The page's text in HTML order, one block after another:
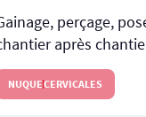
perçage,
après
NUQUECERVICALES